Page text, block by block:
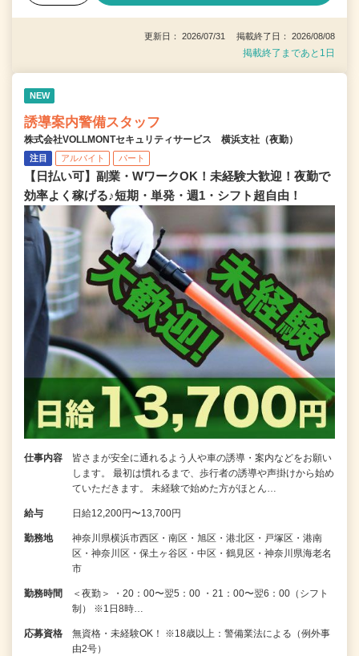
更新日： 2026/07/31 掲載終了日： 2026/08/08
掲載終了まであと1日
NEW
誘導案内警備スタッフ
株式会社VOLLMONTセキュリティサービス 横浜支社（夜勤）
注目 アルバイト パート
【日払い可】副業・WワークOK！未経験大歓迎！夜勤で
効率よく稼げる♪短期・単発・週1・シフト超自由！
仕事内容
皆さまが安全に通れるよう人や車の誘導・案内などをお願い
します。 最初は慣れるまで、歩行者の誘導や声掛けから始め
ていただきます。 未経験で始めた方がほとん…
給与 日給12,200円〜13,700円
勤務地
神奈川県横浜市西区・南区・旭区・港北区・戸塚区・港南
区・神奈川区・保土ヶ谷区・中区・鶴見区・神奈川県海老名
市
勤務時間
＜夜勤＞ ・20：00〜翌5：00 ・21：00〜翌6：00（シフト
制） ※1日8時…
応募資格
無資格・未経験OK！ ※18歳以上：警備業法による（例外事
由2号）